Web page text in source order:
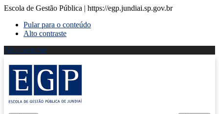
Escola de Gestão Pública | https://egp.jundiai.sp.gov.br
Pular para o conteúdo
Alto contraste
Alto contraste